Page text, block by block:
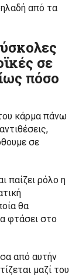
από τα
σε
πόσο
κάρμα πάνω
σε
παίζει ρόλο η
θα
φτάσει στο
από αυτήν
μαζί του